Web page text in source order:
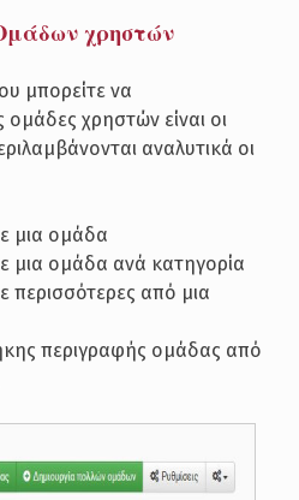
χρηστών
μπορείτε να
χρηστών είναι οι
αναλυτικά οι
μια ομάδα
μια ομάδα ανά κατηγορία
περισσότερες από μια
περιγραφής ομάδας από